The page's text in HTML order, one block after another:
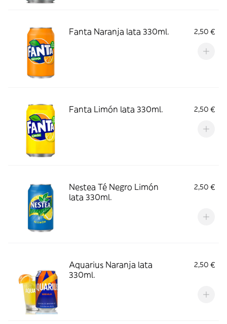
Fanta Naranja lata 330ml. 2,50 €
Fanta Limón lata 330ml. 2,50 €
Nestea Té Negro Limón
lata 330ml.
2,50 €
Aquarius Naranja lata
330ml.
2,50 €